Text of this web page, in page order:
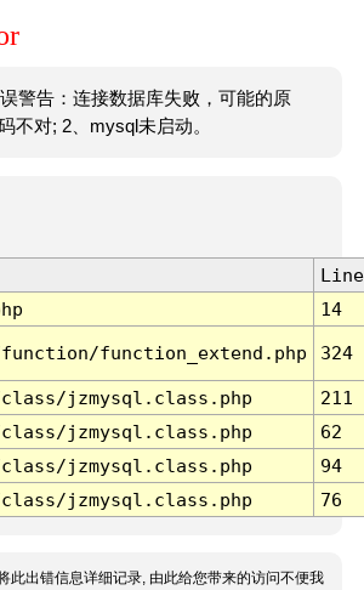
警告：连接数据库失败，可能的原
不对; 2、mysql未启动。
Line
14
function_extend.php 324
jzmysql.class.php
211
jzmysql.class.php
62
jzmysql.class.php
94
jzmysql.class.php 76
此出错信息详细记录, 由此给您带来的访问不便我